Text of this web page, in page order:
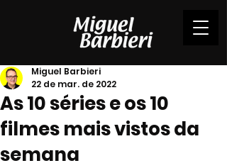
As 10 séries e os 10
filmes mais vistos da
semana
Miguel Barbieri
22 de mar. de 2022